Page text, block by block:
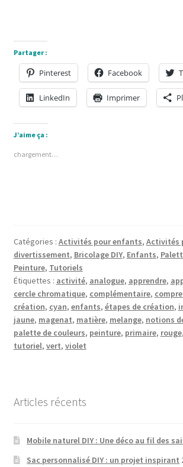
Partager :
Pinterest Facebook
LinkedIn Imprimer
J’aime ça :
chargement…
Catégories : Activités pour enfants, Activités
divertissement, Bricolage DIY, Enfants,
Peinture, Tutoriels
Étiquettes : activité, analogue, apprendre,
cercle chromatique, complémentaire,
création, cyan, enfants, étapes de création,
jaune, magenat, matière, melange, notions
palette de couleurs, peinture, primaire, rouge,
tutoriel, vert, violet
Articles récents
Mobile naturel DIY : Une déco au fil des
Sac personnalisé DIY : un projet inspirant